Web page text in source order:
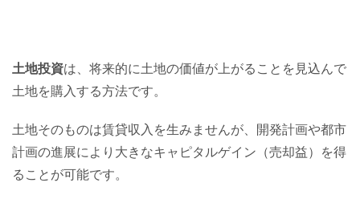
土地投資は、将来的に土地の価値が上がることを見込んで
土地を購入する方法です。
土地そのものは賃貸収入を生みませんが、開発計画や都市
計画の進展により大きなキャピタルゲイン（売却益）を得
ることが可能です。